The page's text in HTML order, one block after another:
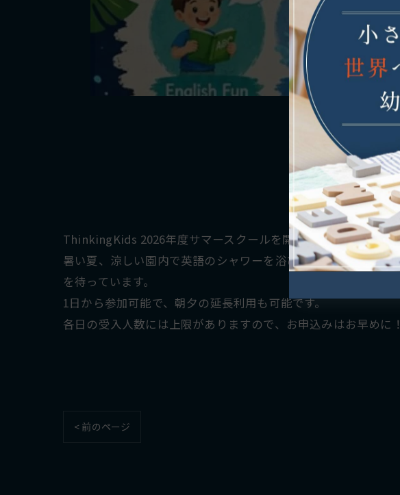
ThinkingKids 2026年度サマースクールを開催します。
暑い夏、涼しい園内で英語のシャワーを浴びたり、外で水遊
を待っています。
1日から参加可能で、朝夕の延長利用も可能です。
各日の受入人数には上限がありますので、お申込みはお早めに！
< 前のページ